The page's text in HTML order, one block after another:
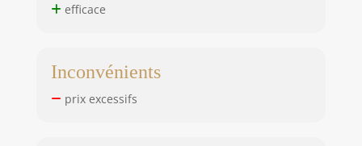
efficace
Inconvénients
prix excessifs